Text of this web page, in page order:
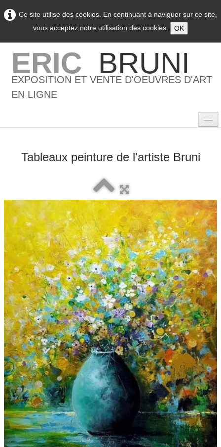
Ce site utilise des cookies. En continuant à naviguer sur ce site,
vous acceptez notre utilisation des cookies.
OK
ERIC BRUNI
EXPOSITION ET VENTE D'OEUVRES D'ART
EN LIGNE
0
L'artiste ▼
Galeries ▼
Vente ▼
Boutique
Contact
Newsletter
BLOG
Français
Tableaux peinture de l'artiste Bruni